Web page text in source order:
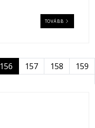
TOVÁBB
156 157 158 159